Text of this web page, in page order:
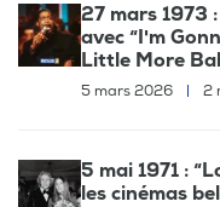
27 mars 1973
avec “I'm
Little More
5 mars 2026 | 2
5 mai 1971 :
les cinémas